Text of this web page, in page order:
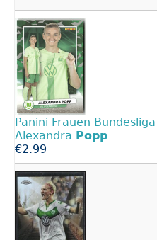
Panini Frauen
Alexandra Popp
€2.99